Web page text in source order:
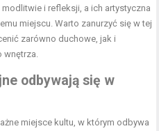
i refleksji, a ich artystyczna
miejscu. Warto zanurzyć się w tej
zarówno duchowe, jak i
odbywają się w
miejsce kultu, w którym odbywa